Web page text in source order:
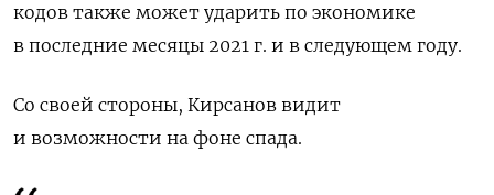
кодов также может ударить по экономике
в последние месяцы 2021 г. и в следующем году.
Со своей стороны, Кирсанов видит
и возможности на фоне спада.